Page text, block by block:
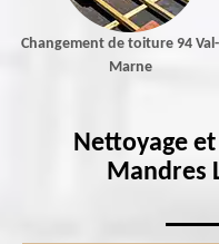
Changement de toiture 94
Marne
Nettoyage
Mandres